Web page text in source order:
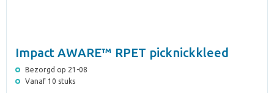
Impact AWARE™ RPET picknickkleed
Bezorgd op 21-08
Vanaf 10 stuks